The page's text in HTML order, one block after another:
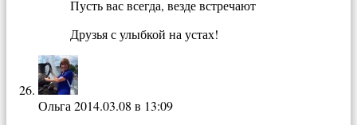
Пусть вас всегда, везде встречают
Друзья с улыбкой на устах!
Ольга 2014.03.08 в 13:09